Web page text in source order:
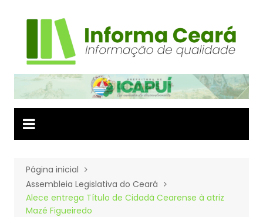
Página inicial
Assembleia Legislativa do Ceará
Alece entrega Título de Cidadã Cearense à atriz
Mazé Figueiredo